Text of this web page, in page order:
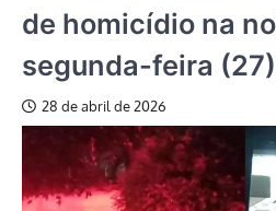
de homicídio na
segunda-feira
28 de abril de 2026